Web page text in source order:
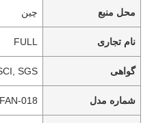
محل منبع چین
نام تجاری FULL
گواهی SGS
شماره مدل FAN-018